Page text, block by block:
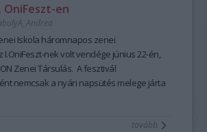
Évi
a
Hagyományok
Házában
-
OniFeszt-en
Iskola háromnapos zenei
nek volt vendége június 22-én,
Zenei Társulás. A fesztivál
nemcsak a nyári napsütés melege járta
tovább